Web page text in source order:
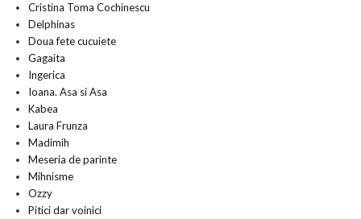
Cristina Toma Cochinescu
Delphinas
Doua fete cucuiete
Gagaita
Ingerica
Ioana. Asa si Asa
Kabea
Laura Frunza
Madimih
Meseria de parinte
Mihnisme
Ozzy
Pitici dar voinici